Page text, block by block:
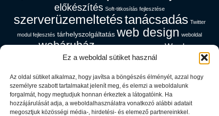
Ez a weboldal sütiket használ
Az oldal sütiket alkalmaz, hogy javítsa a böngészés élményét, azzal hogy
személyre szabott tartalmakat jelenít meg, és elemzi a weboldalunk
forgalmát, hogy megtudjuk honnan érkeztek a látogatóink. Ha
hozzájárulását adja, a weboldalhasználatra vonatkozó alábbi adatait
megosztjuk közösségi média-, hirdetési- és elemező partnereinkkel.
előkészítés Soft-titkosítás fejlesztése
szerverüzemeltetéstanácsadás Twitter
modul fejlesztés tárhelyszolgáltatás web design weboldal
webáruház
Wordpress
platform
Cég információk
Adatfeldolgozói Tájékoztató